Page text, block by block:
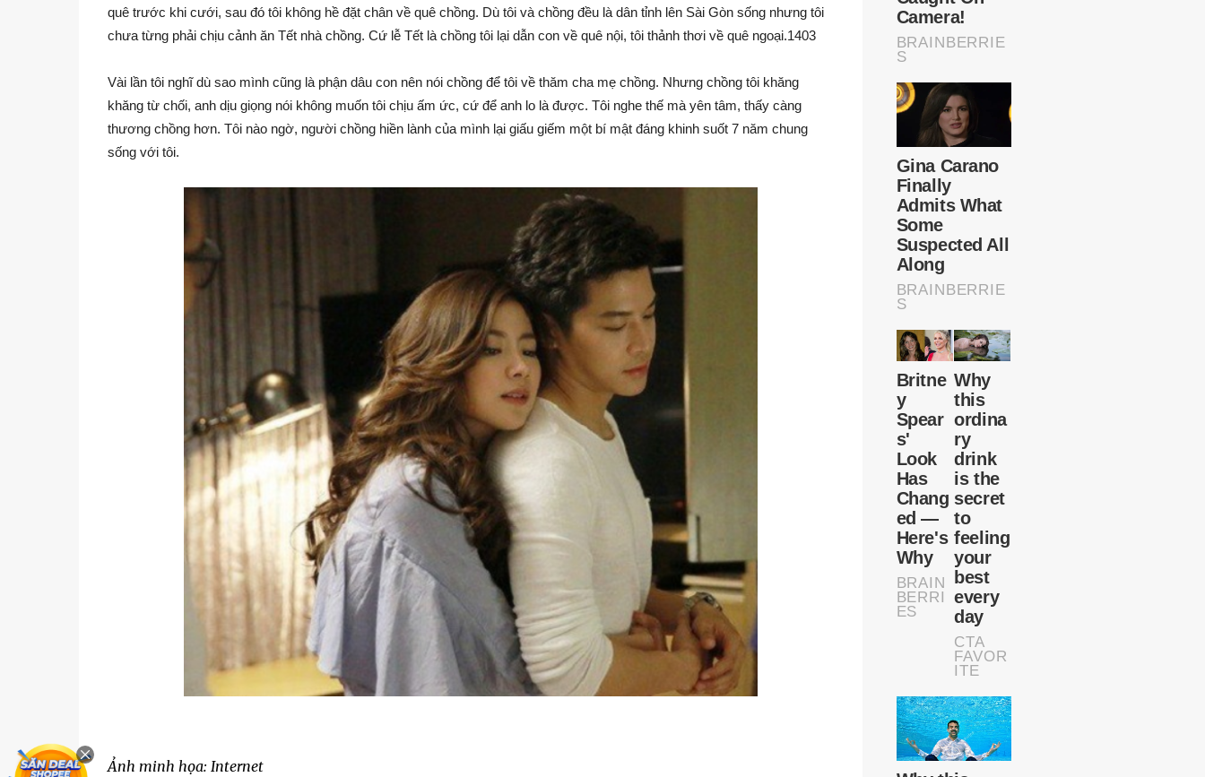
quê trước khi cưới, sau đó tôi không hề đặt chân về quê chồng. Dù tôi và chồng đều là dân tỉnh lên Sài Gòn sống nhưng tôi
chưa từng phải chịu cảnh ăn Tết nhà chồng. Cứ lễ Tết là chồng tôi lại dẫn con về quê nội, tôi thảnh thơi về quê ngoại.1403
Vài lần tôi nghĩ dù sao mình cũng là phận dâu con nên nói chồng để tôi về thăm cha mẹ chồng. Nhưng chồng tôi khăng
khăng từ chối, anh dịu giọng nói không muốn tôi chịu ấm ức, cứ để anh lo là được. Tôi nghe thế mà yên tâm, thấy càng
thương chồng hơn. Tôi nào ngờ, người chồng hiền lành của mình lại giấu giếm một bí mật đáng khinh suốt 7 năm chung
sống với tôi.
Ảnh minh họa: Internet